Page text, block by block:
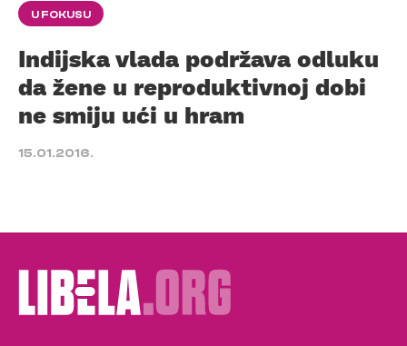
U FOKUSU
Indijska vlada podržava odluku
da žene u reproduktivnoj dobi
ne smiju ući u hram
15.01.2016.